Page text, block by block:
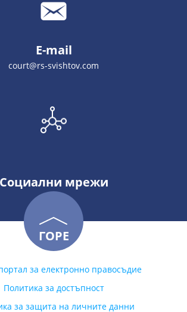
E-mail
court@rs-svishtov.com
Социални мрежи
ГОРЕ
за електронно правосъдие
Политика за достъпност
за защита на личните данни